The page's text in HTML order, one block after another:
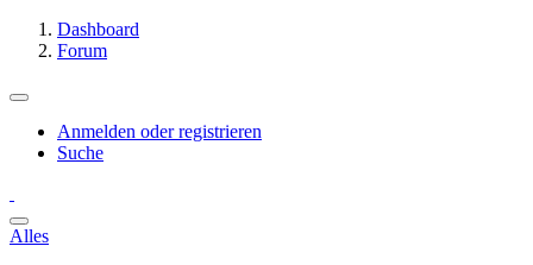
Dashboard
Forum
Anmelden oder registrieren
Suche
Alles